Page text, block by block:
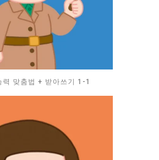
력 맞춤법 + 받아쓰기 1-1